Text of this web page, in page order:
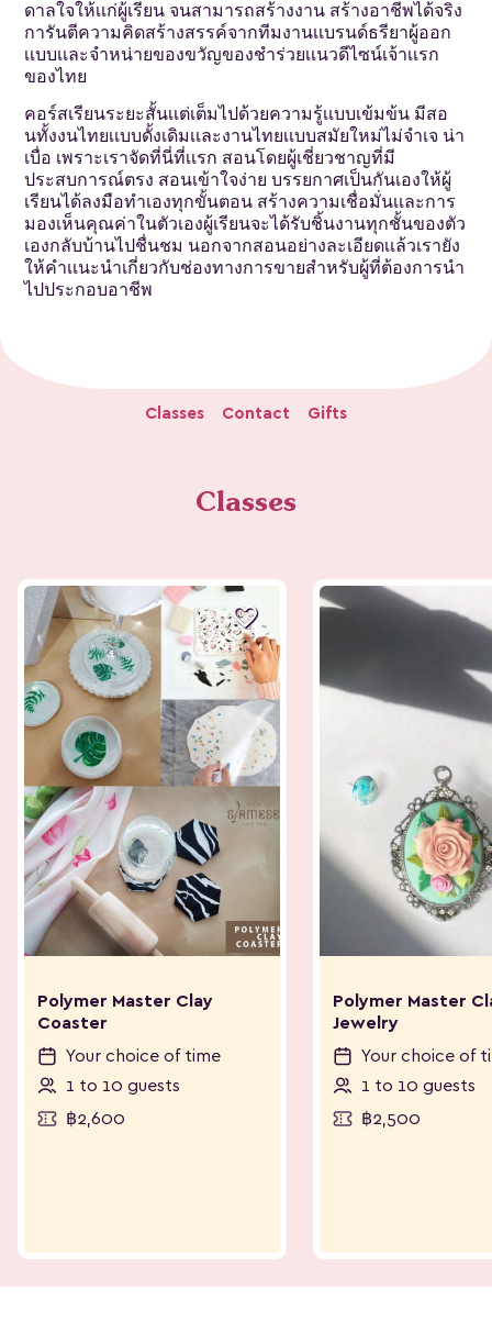
ดาลใจให้เเก่ผู้เรียน จนสามารถสร้างงาน สร้างอาชีพได้จริง
การันตีความคิดสร้างสรรค์จากทีมงานเเบรนด์ธรียาผู้ออก
เเบบเเละจำหน่ายของขวัญของชำร่วยเเนวดีไซน์เจ้าเเรก
ของไทย
คอร์สเรียนระยะสั้นเเต่เต็มไปด้วยความรู้เเบบเข้มข้น มีสอ
นทั้งงนไทยเเบบดั้งเดิมเเละงานไทยเเบบสมัยใหม่ไม่จำเจ น่า
เบื่อ เพราะเราจัดที่นี่ที่เเรก สอนโดยผู้เชี่ยวชาญที่มี
ประสบการณ์ตรง สอนเข้าใจง่าย บรรยกาศเป็นกันเองให้ผู้
เรียนได้ลงมือทำเองทุกขั้นตอน สร้างความเชื่อมั่นเเละการ
มองเห็นคุณค่าในตัวเองผู้เรียนจะได้รับชิ้นงานทุกชั้นของตัว
เองกลับบ้านไปชื่นชม นอกจากสอนอย่างละเอียดเเล้วเรายัง
ให้คำเเนะนำเกี่ยวกับช่องทางการขายสำหรับผู้ที่ต้องการนำ
ไปประกอบอาชีพ
Classes Contact Gifts
Classes

Polymer Master Clay
Coaster
Your choice of time
1 to 10 guests
฿2,600
Polymer Master
Jewelry
Your choice of
1 to 10 guests
฿2,500